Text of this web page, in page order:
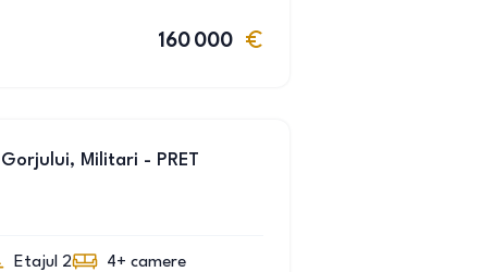
160 000
Militari - PRET
Etajul 2 4+ camere